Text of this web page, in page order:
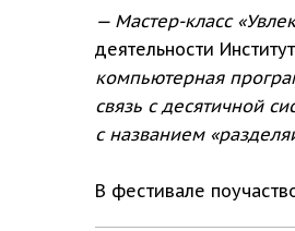
— Мастер-класс
деятельности
компьютерная
связь с десятичной
с названием
В фестивале